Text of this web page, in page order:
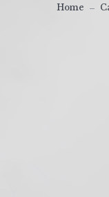
Home